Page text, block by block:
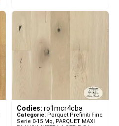
Codies: ro1mcr4cba
Categorie: Parquet Prefiniti Fine
Serie 0-15 Mq, PARQUET MAXI